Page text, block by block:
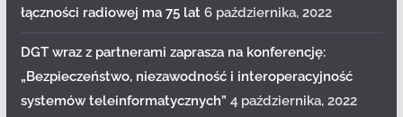
łączności radiowej ma 75 lat 6 października, 2022
DGT wraz z partnerami zaprasza na konferencję:
„Bezpieczeństwo, niezawodność i interoperacyjność
systemów teleinformatycznych” 4 października, 2022